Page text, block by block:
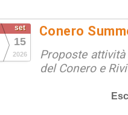
set
15
2026
Conero
Proposte
del Conero e